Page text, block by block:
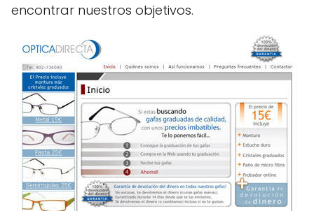
encontrar nuestros objetivos.